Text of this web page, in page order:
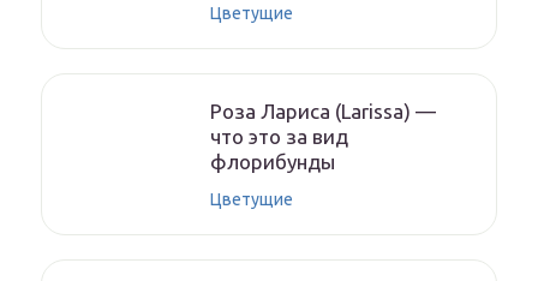
Цветущие
Роза Лариса (Larissa) —
что это за вид
флорибунды
Цветущие